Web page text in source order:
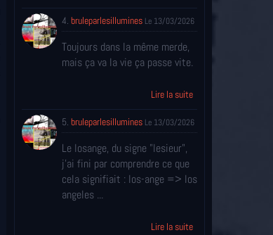
4. bruleparlesillumines Le 13/03/2026
Toujours dans la même merde,
mais ça va la vie ça passe vite.
Lire la suite
5. bruleparlesillumines Le 13/03/2026
Le losange, du signe "lesieur",
j'ai fini par comprendre ce que
cela signifiait : los-ange => los
angeles ...
Lire la suite